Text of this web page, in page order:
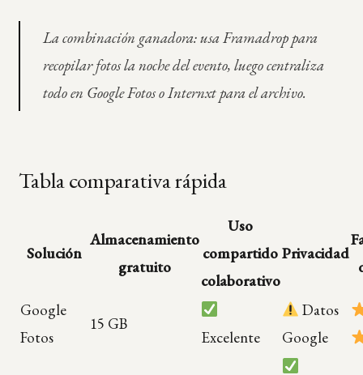
La combinación ganadora: usa Framadrop para
recopilar fotos la noche del evento, luego centraliza
todo en Google Fotos o Internxt para el archivo.
Tabla comparativa rápida
Solución
Almacenamiento
gratuito
Uso
compartido
colaborativo
Privacidad
Google
Fotos
15 GB
Excelente
Datos
Google